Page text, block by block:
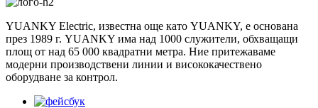
YUANKY Electric, известна още като YUANKY, е основана
през 1989 г. YUANKY има над 1000 служители, обхващащи
площ от над 65 000 квадратни метра. Ние притежаваме
модерни производствени линии и висококачествено
оборудване за контрол.